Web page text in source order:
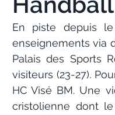
En piste depuis
enseignements via
Palais des Sports
visiteurs (23-27).
HC Visé BM. Une
cristolienne dont